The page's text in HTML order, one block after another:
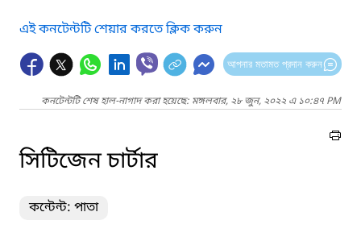
এই কনটেন্টটি শেয়ার করতে ক্লিক করুন
আপনার মতামত প্রদান করুন
কনটেন্টটি শেষ হাল-নাগাদ করা হয়েছে: মঙ্গলবার, ২৮ জুন, ২০২২ এ ১০:৪৭ PM
সিটিজেন চার্টার
কন্টেন্ট: পাতা